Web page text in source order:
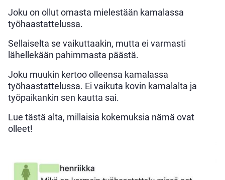
Joku on ollut omasta mielestään kamalassa
työhaastattelussa.
Sellaiselta se vaikuttaakin, mutta ei varmasti
lähellekään pahimmasta päästä.
Joku muukin kertoo olleensa kamalassa
työhaastattelussa. Ei vaikuta kovin kamalalta ja
työpaikankin sen kautta sai.
Lue tästä alta, millaisia kokemuksia nämä ovat
olleet!